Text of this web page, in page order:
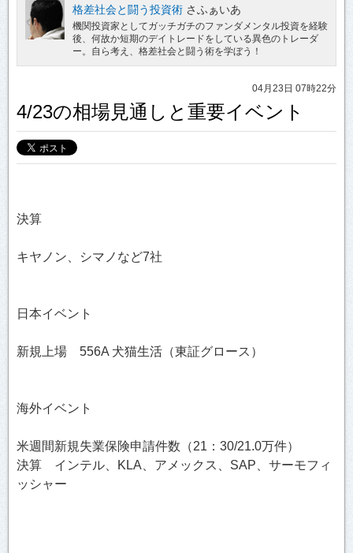
格差社会と闘う投資術 さふぁいあ
機関投資家としてガッチガチのファンダメンタル投資を経験
後、何故か短期のデイトレードをしている異色のトレーダ
ー。自ら考え、格差社会と闘う術を学ぼう！
04月23日 07時22分
4/23の相場見通しと重要イベント
決算
キヤノン、シマノなど7社
日本イベント
新規上場 556A 犬猫生活（東証グロース）
海外イベント
米週間新規失業保険申請件数（21：30/21.0万件）
決算 インテル、KLA、アメックス、SAP、サーモフィ
ッシャー